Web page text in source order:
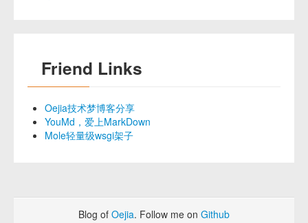
Friend Links
Oejia技术梦博客分享
YouMd，爱上MarkDown
Mole轻量级wsgi架子
Blog of Oejia. Follow me on Github